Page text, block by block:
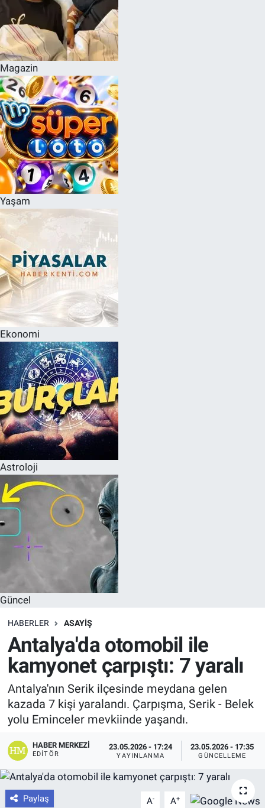
Magazin
Yaşam
Ekonomi
Astroloji
Güncel
HABERLER ASAYIŞ
Antalya'da otomobil ile
kamyonet çarpıştı: 7 yaralı
Antalya'nın Serik ilçesinde meydana gelen
kazada 7 kişi yaralandı. Çarpışma, Serik - Belek
yolu Eminceler mevkiinde yaşandı.
HABER MERKEZI
EDITÖR
23.05.2026 - 17:24
YAYINLANMA
23.05.2026 - 17:35
GÜNCELLEME
Paylaş A- A+